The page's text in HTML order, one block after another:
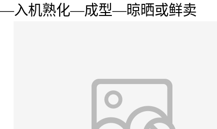
—入机熟化—成型—晾晒或鲜卖